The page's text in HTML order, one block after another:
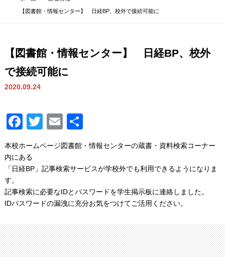
【図書館・情報センター】 日経BP、校外で接続可能に
【図書館・情報センター】 日経BP、校外
で接続可能に
2020.09.24
Facebook
TwitterEmail
有
本校ホームページ図書館・情報センターの蔵書・資料検索コーナー
内にある
「日経BP」記事検索サービスが学校外でも利用できるようになりま
す。
記事検索に必要なIDとパスワードを学生掲示板に連絡しました。
IDパスワードの漏洩に充分お気をつけてご活用ください。